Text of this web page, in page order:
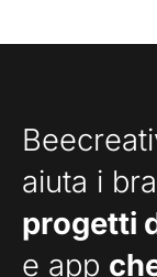
aiuta i
progetti
e app